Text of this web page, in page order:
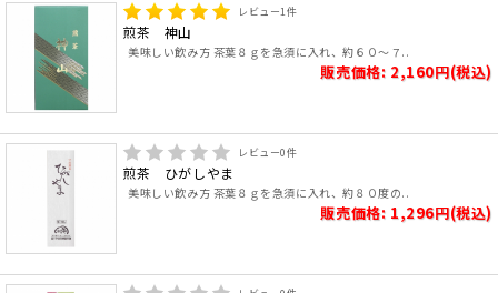
レビュー1件
煎茶 神山
美味しい飲み方 茶葉８ｇを急須に入れ、約６０～７..
販売価格: 2,160円(税込)
レビュー0件
煎茶 ひがしやま
美味しい飲み方 茶葉８ｇを急須に入れ、約８０度の..
販売価格: 1,296円(税込)